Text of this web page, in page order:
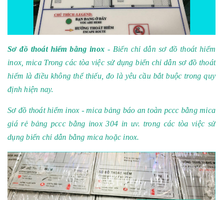
Sơ đồ thoát hiểm bằng inox - Biển chỉ dẫn sơ đồ thoát hiểm
inox, mica Trong các tòa việc sử dụng biển chỉ dẫn sơ đồ thoát
hiểm là điều không thể thiếu, đo là yêu cầu bắt buộc trong quy
định hiện nay.
Sơ đồ thoát hiểm inox - mica bảng báo an toàn pccc bằng mica
giá rẻ bảng pccc bằng inox 304 in uv. trong các tòa việc sử
dụng biển chỉ dẫn bằng mica hoặc inox.